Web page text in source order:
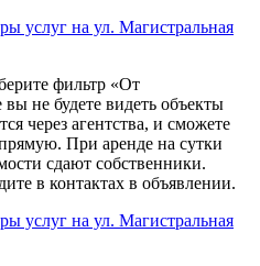
услуг на ул. Магистральная
фильтр «От
не будете видеть объекты
через агентства, и сможете
При аренде на сутки
сдают собственники.
в контактах в объявлении.
услуг на ул. Магистральная